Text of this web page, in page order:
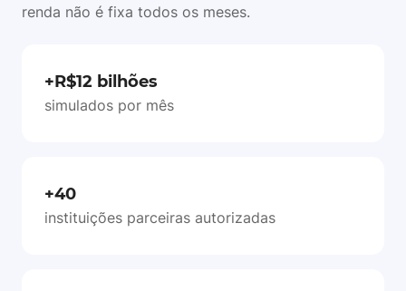
renda não é fixa todos os meses.
+R$12 bilhões
simulados por mês
+40
instituições parceiras autorizadas